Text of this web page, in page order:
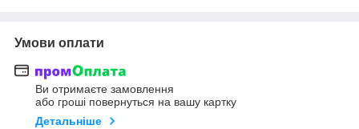
Умови оплати
Ви отримаєте замовлення
або гроші повернуться на вашу картку
Детальніше